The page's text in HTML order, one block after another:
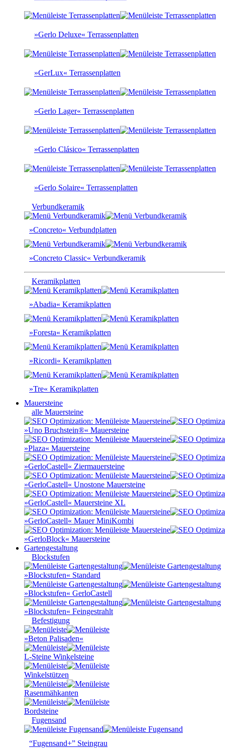
»Gerlo Deluxe« Terrassenplatten
»GerLux« Terrassenplatten
»Gerlo Lager« Terrassenplatten
»Gerlo Clásico« Terrassenplatten
»Gerlo Solaire« Terrassenplatten
Verbundkeramik
»Concreto« Verbundplatten
»Concreto Classic« Verbundkeramik
Keramikplatten
»Abadia« Keramikplatten
»Foresta« Keramikplatten
»Ricordi« Keramikplatten
»Tre« Keramikplatten
Mauersteine
alle Mauersteine
»Uno Bruchstein®« Mauersteine
»Plaza« Mauersteine
»GerloCastell« Ziermauersteine
»GerloCastell« Unostone Mauersteine
»GerloCastell« Mauersteine XL
»GerloCastell« Mauer MiniKombi
»GerloBlock« Mauersteine
Gartengestaltung
Blockstufen
»Blockstufen« Standard
»Blockstufen« GerloCastell
»Blockstufen« Feingestrahlt
Befestigung
»Beton Palisaden«
L-Steine Winkelsteine
Winkelstützen
Rasenmähkanten
Bordsteine
Fugensand
“Fugensand+” Steingrau